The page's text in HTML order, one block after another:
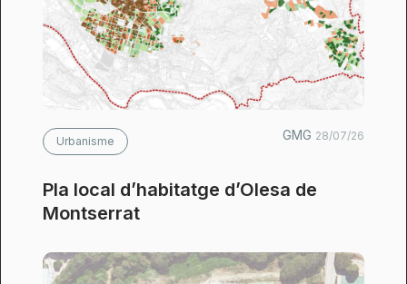
Urbanisme GMG 28/07/26
Pla local d’habitatge d’Olesa de
Montserrat